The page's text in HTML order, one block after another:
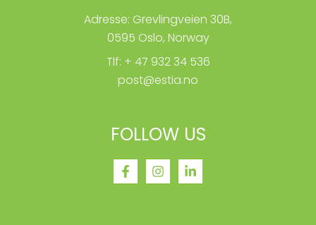
Adresse: Grevlingveien 30B,
0595 Oslo, Norway
Tlf: + 47 932 34 536
post@estia.no
FOLLOW US